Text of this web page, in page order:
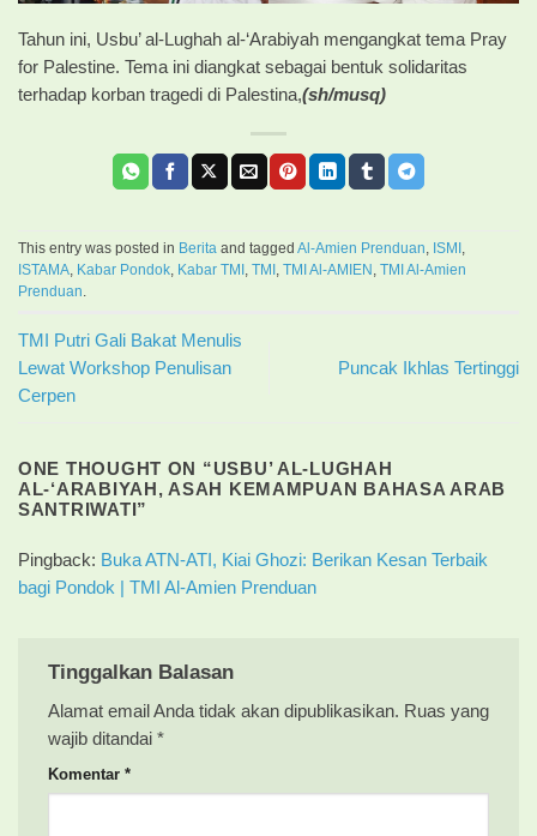
Tahun ini, Usbu’ al-Lughah al-‘Arabiyah mengangkat tema Pray
for Palestine. Tema ini diangkat sebagai bentuk solidaritas
terhadap korban tragedi di Palestina,(sh/musq)
This entry was posted in Berita and tagged Al-Amien Prenduan ISMI
ISTAMA
Kabar Pondok Kabar TMI TMI TMI Al-AMIEN
TMI Al-Amien
Prenduan
TMI Putri Gali Bakat Menulis
Lewat Workshop Penulisan
Cerpen
Puncak Ikhlas Tertinggi
ONE THOUGHT ON “USBU’ AL-LUGHAH
AL-‘ARABIYAH, ASAH KEMAMPUAN BAHASA ARAB
SANTRIWATI ”
Pingback: Buka ATN-ATI, Kiai Ghozi: Berikan Kesan Terbaik
bagi Pondok | TMI Al-Amien Prenduan
Tinggalkan Balasan
Alamat email Anda tidak akan dipublikasikan. Ruas yang
wajib ditandai *
Komentar *